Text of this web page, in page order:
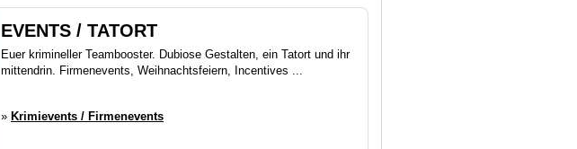
EVENTS / TATORT
Euer krimineller Teambooster. Dubiose Gestalten, ein Tatort und ihr
mittendrin. Firmenevents, Weihnachtsfeiern, Incentives ...
» Krimievents / Firmenevents